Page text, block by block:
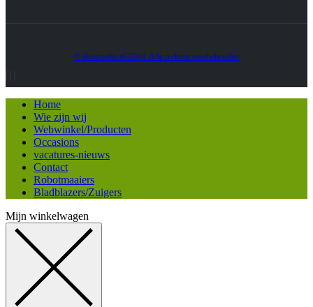
© Heatmedia.nl 2024. Alle rechten voorbehouden
Home
Wie zijn wij
Webwinkel/Producten
Occasions
vacatures-nieuws
Contact
Robotmaaiers
Bladblazers/Zuigers
Mijn winkelwagen